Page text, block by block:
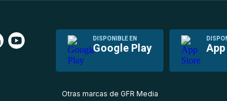
DISPONIBLE EN
Google Play
Otras marcas de GFR Media